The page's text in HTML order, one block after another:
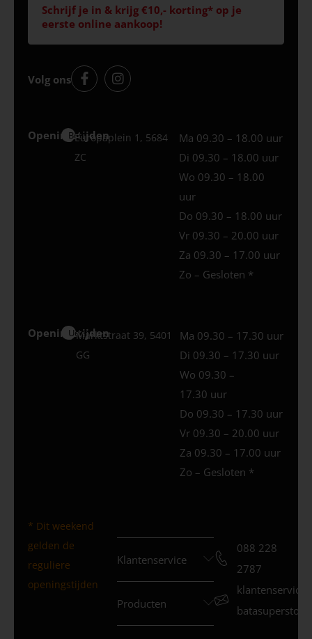
Schrijf je in & krijg €10,- korting* op je
eerste online aankoop!
Volg ons
Openingstijden
Best
Europaplein 1, 5684
ZC
Ma 09.30 – 18.00 uur
Di 09.30 – 18.00 uur
Wo 09.30 – 18.00
uur
Do 09.30 – 18.00 uur
Vr 09.30 – 20.00 uur
Za 09.30 – 17.00 uur
Zo – Gesloten *
Openingstijden
Uden
Marktstraat 39, 5401
GG
Ma 09.30 – 17.30 uur
Di 09.30 – 17.30 uur
Wo 09.30 –
17.30 uur
Do 09.30 – 17.30 uur
Vr 09.30 – 20.00 uur
Za 09.30 – 17.00 uur
Zo – Gesloten *
* Dit weekend
gelden de
reguliere
openingstijden
Klantenservice
Producten
088 228
2787